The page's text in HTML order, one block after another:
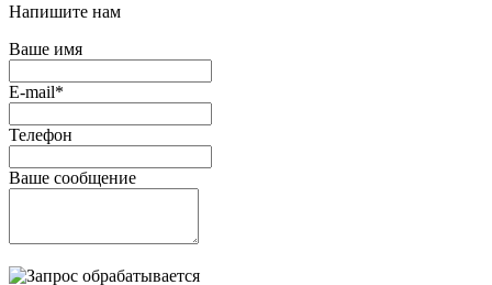
Напишите нам
Ваше имя
E-mail*
Телефон
Ваше сообщение